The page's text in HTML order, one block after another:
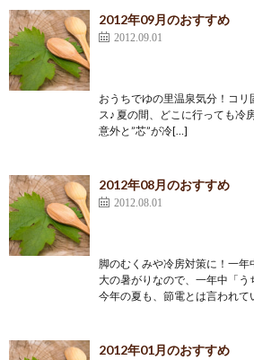
2012年09月のおすすめ
2012.09.01
おうちでゆの里温泉気分！コ
ス♪ 夏の間、どこに行っても冷
意外と”芯”が冷[…]
2012年08月のおすすめ
2012.08.01
脚のむくみや冷房対策に！一
大の暑がりなので、一年中「う
今年の夏も、節電とは言われ
2012年01月のおすすめ